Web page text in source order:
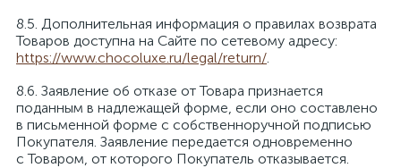
Дополнительная информация о правилах возврата
Товаров доступна на Сайте по сетевому адресу:
https://www.chocoluxe.ru/legal/return/.
Заявление об отказе от Товара признается
поданным в надлежащей форме, если оно составлено
в письменной форме с собственноручной подписью
Покупателя. Заявление передается одновременно
с Товаром, от которого Покупатель отказывается.